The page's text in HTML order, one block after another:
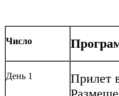
Число
День 1 Прилет